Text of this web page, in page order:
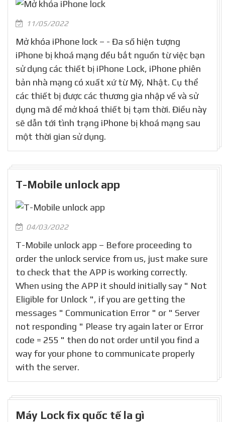
11/05/2022
Mở khóa iPhone lock – - Đa số hiện tượng
iPhone bị khoá mạng đều bắt nguồn từ việc bạn
sử dụng các thiết bị iPhone Lock, iPhone phiên
bản nhà mạng có xuất xứ từ Mỹ, Nhật. Cụ thể
các thiết bị được các thương gia nhập về và sử
dụng mã để mở khoá thiết bị tạm thời. Điều này
sẽ dẫn tới tình trạng iPhone bị khoá mạng sau
một thời gian sử dụng.
T-Mobile unlock app
04/03/2022
T-Mobile unlock app – Before proceeding to
order the unlock service from us, just make sure
to check that the APP is working correctly.
When using the APP it should initially say " Not
Eligible for Unlock ", if you are getting the
messages " Communication Error " or " Server
not responding " Please try again later or Error
code = 255 " then do not order until you find a
way for your phone to communicate properly
with the server.
Máy Lock fix quốc tế la gì